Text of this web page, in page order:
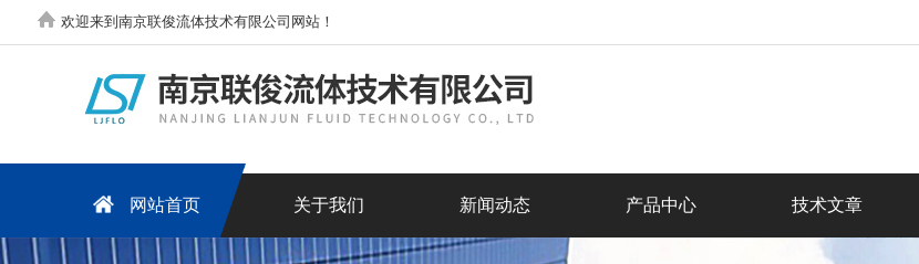
欢迎来到南京联俊流体技术有限公司网站！
网站首页 关于我们 新闻动态 产品中心 技术文章